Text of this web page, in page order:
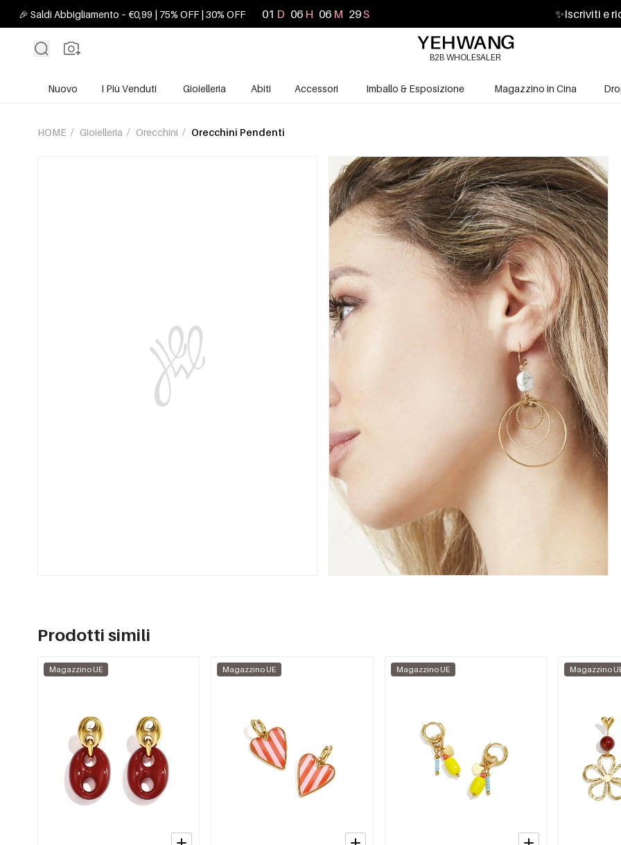
🎉 Saldi Abbigliamento – €0,99 | 75% OFF | 30% OFF 01 D 06 H 06 M 28S ✨Iscriviti e
B2B WHOLESALER
Nuovo I Più Venduti Gioielleria Abiti Accessori Imballo & Esposizione Magazzino in Cina
HOME / Gioielleria / Orecchini / Orecchini Pendenti
Prodotti simili
Magazzino UE Magazzino UE Magazzino UE Magazzino